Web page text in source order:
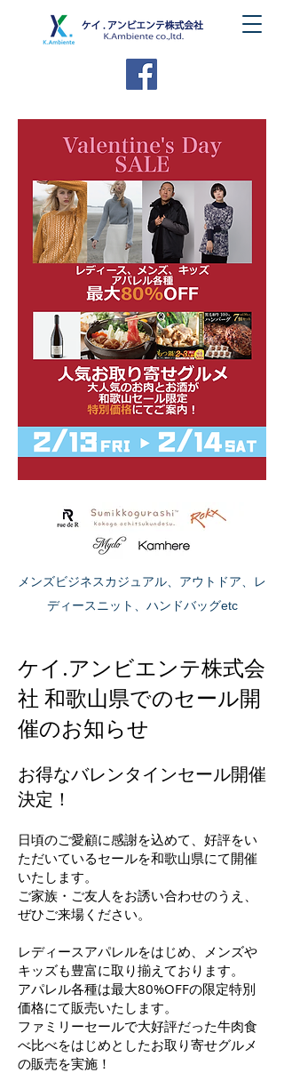
​メンズビジネスカジュアル、アウトドア、レ
ディースニット、ハンドバッグetc
ケイ.アンビエンテ株式会
社 和歌山県でのセール開
催のお知らせ
お得なバレンタインセール開催
決定！
日頃のご愛顧に感謝を込めて、好評をい
ただいているセールを和歌山県にて開催
いたします。
ご家族・ご友人をお誘い合わせのうえ、
ぜひご来場ください。
レディースアパレルをはじめ、メンズや
キッズも豊富に取り揃えております。
アパレル各種は最大80%OFFの限定特別
価格にて販売いたします。
ファミリーセールで大好評だった牛肉食
べ比べをはじめとしたお取り寄せグルメ
の販売を実施！